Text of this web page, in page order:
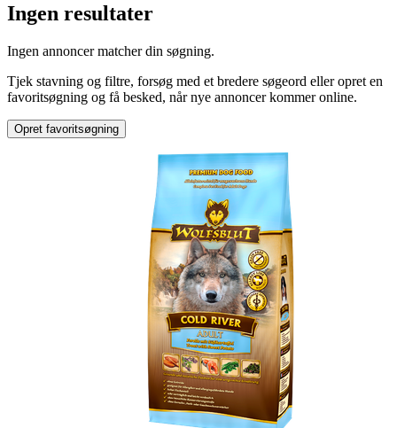
Fisk
Ingen resultater
Ingen annoncer matcher din søgning.
Tjek stavning og filtre, forsøg med et bredere søgeord eller opret en
favoritsøgning og få besked, når nye annoncer kommer online.
Opret favoritsøgning